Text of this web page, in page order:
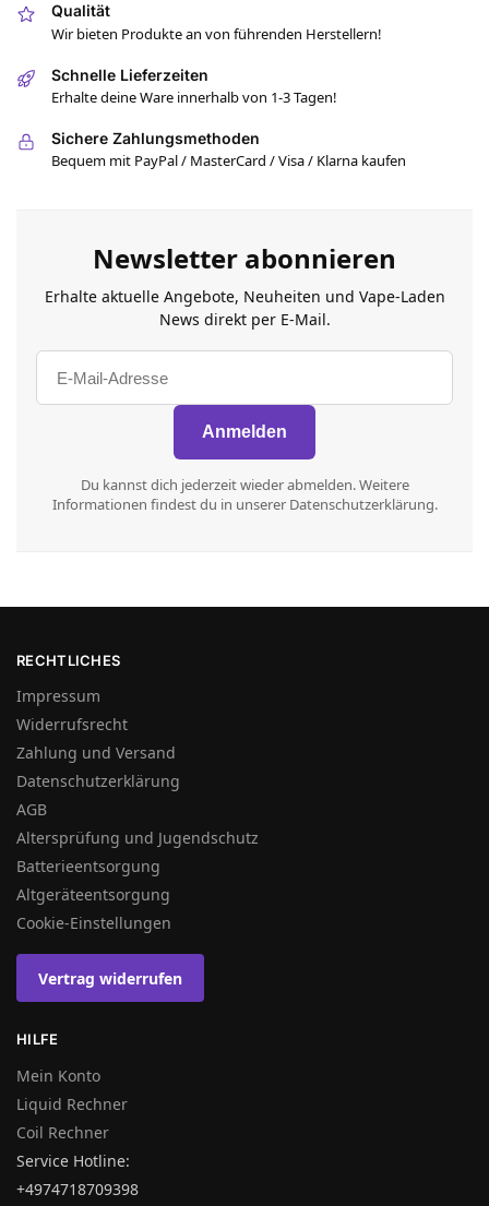
Qualität
Wir bieten Produkte an von führenden Herstellern!
Schnelle Lieferzeiten
Erhalte deine Ware innerhalb von 1-3 Tagen!
Sichere Zahlungsmethoden
Bequem mit PayPal / MasterCard / Visa / Klarna kaufen
Newsletter abonnieren
Erhalte aktuelle Angebote, Neuheiten und Vape-Laden
News direkt per E-Mail.
Du kannst dich jederzeit wieder abmelden. Weitere
Informationen findest du in unserer Datenschutzerklärung.
RECHTLICHES
Impressum
Widerrufsrecht
Zahlung und Versand
Datenschutzerklärung
AGB
Altersprüfung und Jugendschutz
Batterieentsorgung
Altgeräteentsorgung
Cookie-Einstellungen
Vertrag widerrufen
HILFE
Mein Konto
Liquid Rechner
Coil Rechner
Service Hotline:
+4974718709398